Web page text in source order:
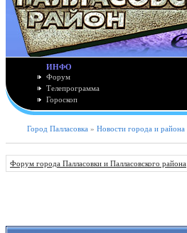
ИНФО
Форум
Телепрограмма
Гороскоп
Город Палласовка » Новости города и района
Форум города Палласовки и Палласовского района